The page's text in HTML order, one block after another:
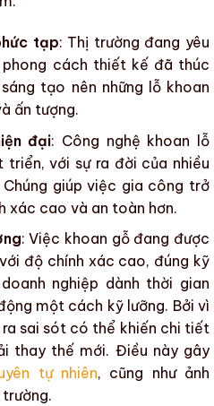
tạp: Thị trường đang yêu
cách thiết kế đã thúc
tạo nên những lỗ khoan
ấn tượng.
đại: Công nghệ khoan lỗ
với sự ra đời của nhiều
giúp việc gia công trở
xác cao và an toàn hơn.
: Việc khoan gỗđang được
độ chính xác cao, đúng kỹ
nghiệp dành thời gian
một cách kỹ lưỡng. Bởi vì
sai sót có thể khiến chi tiết
thay thế mới. Điều này gây
tự nhiên, cũng như ảnh